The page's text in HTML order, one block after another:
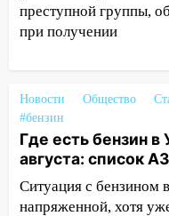
14:01
более 4,6
13:36 В Инзе
13:00 В суде
мужчины,
обвиняли в
животными
преступной группы,
при получении
Новости Общество
#бензин
Где есть бензин
августа: список
Ситуация с бензином
напряженной, хотя